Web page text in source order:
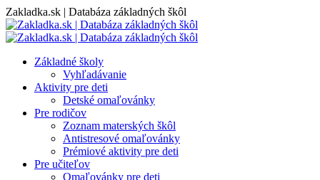
Skip
to
content
Zakladka.sk | Databáza základných škôl
Základné školy
Vyhľadávanie
Aktivity pre deti
Detské omaľovánky
Pre rodičov
Zoznam materských škôl
Antistresové omaľovánky
Prémiové aktivity pre deti
Pre učiteľov
Omaľovánky pre deti